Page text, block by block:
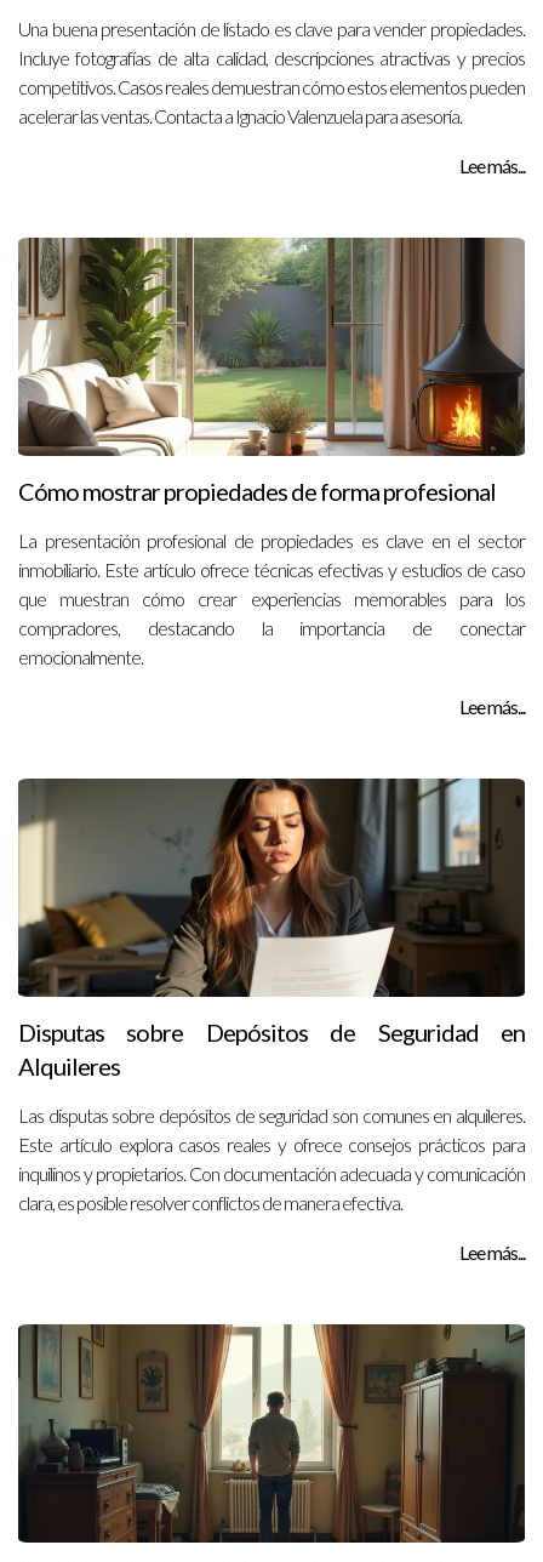
Una buena presentación de listado es clave para vender propiedades.
Incluye fotografías de alta calidad, descripciones atractivas y precios
competitivos. Casos reales demuestran cómo estos elementos pueden
acelerar las ventas. Contacta a Ignacio Valenzuela para asesoría.
Lee más...
Cómo mostrar propiedades de forma profesional
La presentación profesional de propiedades es clave en el sector
inmobiliario. Este artículo ofrece técnicas efectivas y estudios de caso
que muestran cómo crear experiencias memorables para los
compradores, destacando la importancia de conectar
emocionalmente.
Lee más...
Disputas sobre Depósitos de Seguridad en
Alquileres
Las disputas sobre depósitos de seguridad son comunes en alquileres.
Este artículo explora casos reales y ofrece consejos prácticos para
inquilinos y propietarios. Con documentación adecuada y comunicación
clara, es posible resolver conflictos de manera efectiva.
Lee más...